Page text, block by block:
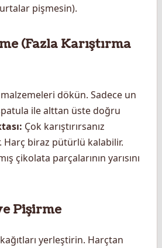
pişmesin).
(Fazla Karıştırma
malzemeleri dökün. Sadece un
ile alttan üste doğru
Çok karıştırırsanız
biraz pütürlü kalabilir.
çikolata parçalarının yarısını
Pişirme
yerleştirin. Harçtan